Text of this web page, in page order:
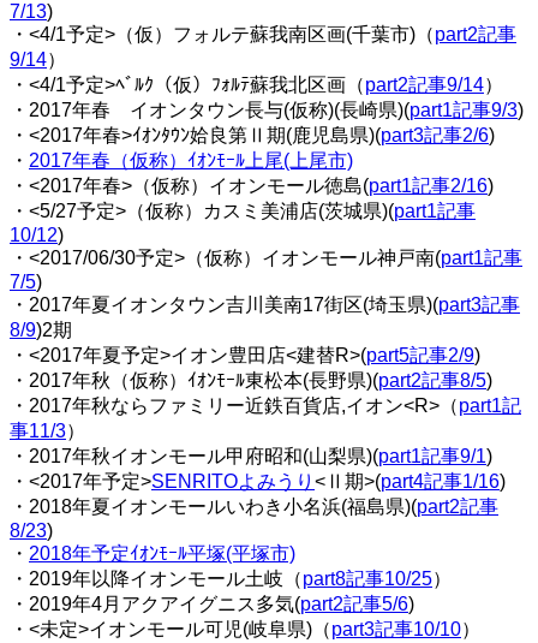
7/13)
・<4/1予定>（仮）フォルテ蘇我南区画(千葉市)（part2記事
9/14）
・<4/1予定>ﾍﾞﾙｸ（仮）ﾌｫﾙﾃ蘇我北区画（part2記事9/14）
・2017年春 イオンタウン長与(仮称)(長崎県)(part1記事9/3)
・<2017年春>ｲｵﾝﾀｳﾝ姶良第Ⅱ期(鹿児島県)(part3記事2/6)
・ 2017年春（仮称）ｲｵﾝﾓｰﾙ上尾(上尾市)
・<2017年春>（仮称）イオンモール徳島(part1記事2/16)
・<5/27予定>（仮称）カスミ美浦店(茨城県)(part1記事
10/12)
・<2017/06/30予定>（仮称）イオンモール神戸南(part1記事
7/5)
・2017年夏イオンタウン吉川美南17街区(埼玉県)(part3記事
8/9)2期
・<2017年夏予定>イオン豊田店<建替R>(part5記事2/9)
・2017年秋（仮称）ｲｵﾝﾓｰﾙ東松本(長野県)(part2記事8/5)
・2017年秋ならファミリー近鉄百貨店,イオン<R>（part1記
事11/3）
・2017年秋イオンモール甲府昭和(山梨県)(part1記事9/1)
・<2017年予定>SENRITOよみうり <Ⅱ期>(part4記事1/16)
・2018年夏イオンモールいわき小名浜(福島県)(part2記事
8/23)
・ 2018年予定ｲｵﾝﾓｰﾙ平塚(平塚市)
・2019年以降イオンモール土岐（part8記事10/25）
・2019年4月アクアイグニス多気(part2記事5/6)
・<未定>イオンモール可児(岐阜県)（part3記事10/10）